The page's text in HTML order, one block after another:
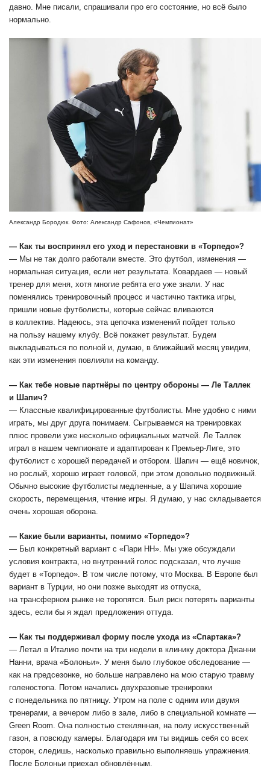
давно. Мне писали, спрашивали про его состояние, но всё было
нормально.
Александр Бородюк. Фото: Александр Сафонов, «Чемпионат»
― Как ты воспринял его уход и перестановки в «Торпедо»?
― Мы не так долго работали вместе. Это футбол, изменения —
нормальная ситуация, если нет результата. Ковардаев — новый
тренер для меня, хотя многие ребята его уже знали. У нас
поменялись тренировочный процесс и частично тактика игры,
пришли новые футболисты, которые сейчас вливаются
в коллектив. Надеюсь, эта цепочка изменений пойдет только
на пользу нашему клубу. Всё покажет результат. Будем
выкладываться по полной и, думаю, в ближайший месяц увидим,
как эти изменения повлияли на команду.
― Как тебе новые партнёры по центру обороны — Ле Таллек
и Шапич?
― Классные квалифицированные футболисты. Мне удобно с ними
играть, мы друг друга понимаем. Сыгрываемся на тренировках
плюс провели уже несколько официальных матчей. Ле Таллек
играл в нашем чемпионате и адаптирован к Премьер-Лиге, это
футболист с хорошей передачей и отбором. Шапич — ещё новичок,
но рослый, хорошо играет головой, при этом довольно подвижный.
Обычно высокие футболисты медленные, а у Шапича хорошие
скорость, перемещения, чтение игры. Я думаю, у нас складывается
очень хорошая оборона.
― Какие были варианты, помимо «Торпедо»?
― Был конкретный вариант с «Пари НН». Мы уже обсуждали
условия контракта, но внутренний голос подсказал, что лучше
будет в «Торпедо». В том числе потому, что Москва. В Европе был
вариант в Турции, но они позже выходят из отпуска,
на трансферном рынке не торопятся. Был риск потерять варианты
здесь, если бы я ждал предложения оттуда.
― Как ты поддерживал форму после ухода из «Спартака»?
― Летал в Италию почти на три недели в клинику доктора Джанни
Нанни, врача «Болоньи». У меня было глубокое обследование —
как на предсезонке, но больше направлено на мою старую травму
голеностопа. Потом начались двухразовые тренировки
с понедельника по пятницу. Утром на поле с одним или двумя
тренерами, а вечером либо в зале, либо в специальной комнате ―
Green Room. Она полностью стеклянная, на полу искусственный
газон, а повсюду камеры. Благодаря им ты видишь себя со всех
сторон, следишь, насколько правильно выполняешь упражнения.
После Болоньи приехал обновлённым.